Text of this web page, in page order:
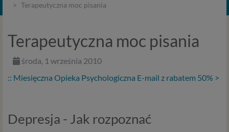
Terapeutyczna moc pisania
Terapeutyczna moc pisania
środa, 1 września 2010
:: Miesięczna Opieka Psychologiczna E-mail z rabatem 50% >
Depresja - Jak rozpoznać